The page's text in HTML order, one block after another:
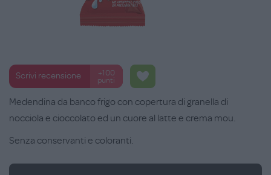
Scrivi recensione
+100
punti
Medendina da banco frigo con copertura di granella di
nocciola e cioccolato ed un cuore al latte e crema mou.
Senza conservanti e coloranti.